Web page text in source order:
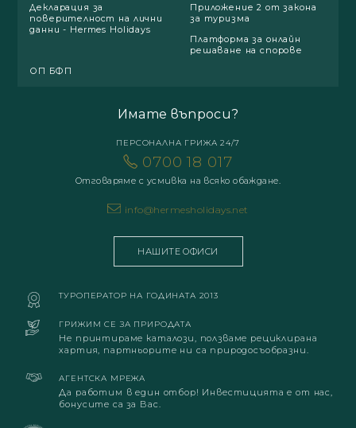
Декларация за
поверителност на лични
данни - Hermes Holidays
Приложение 2 от закона
за туризма
Платформа за онлайн
решаване на спорове
ОП БФП
Имате въпроси?
ПЕРСОНАЛНА ГРИЖА 24/7
0700 18 017
Отговаряме с усмивка на всяко обаждане.
info@hermesholidays.net
НАШИТЕ ОФИСИ
ТУРОПЕРАТОР НА ГОДИНАТА 2013
ГРИЖИМ СЕ ЗА ПРИРОДАТА
Не принтираме каталози, ползваме рециклирана
хартия, партньорите ни са природосъобразни.
АГЕНТСКА МРЕЖА
Да работим в един отбор! Инвестицията е от нас,
бонусите са за Вас.